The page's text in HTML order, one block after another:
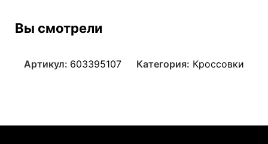
Вы смотрели
Артикул: 603395107 Категория: Кроссовки